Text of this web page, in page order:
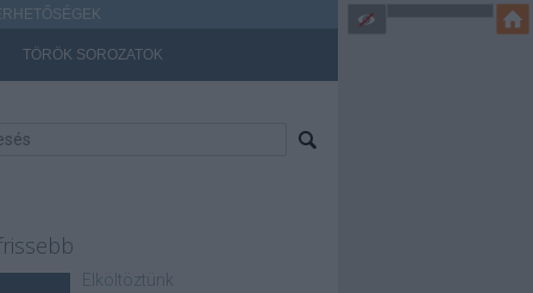
TÖRÖK SOROZATOK
Elköltöztünk